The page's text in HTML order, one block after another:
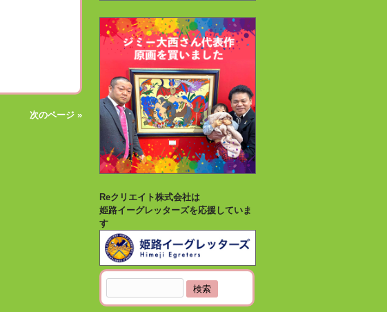
次のページ »
Reクリエイト株式会社は
姫路イーグレッターズを応援していま
す
索: